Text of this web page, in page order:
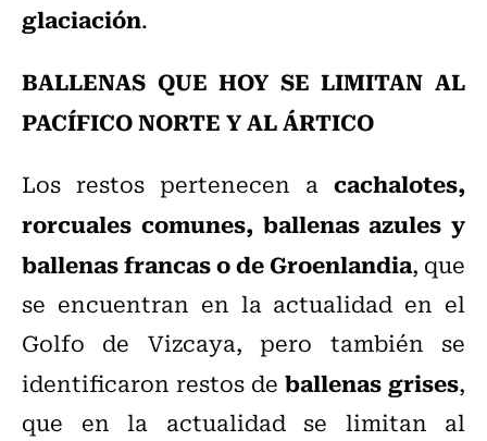
glaciación.
BALLENAS QUE HOY SE LIMITAN AL
PACÍFICO NORTE Y AL ÁRTICO
Los restos pertenecen a cachalotes,
rorcuales comunes, ballenas azules y
ballenas francas o de Groenlandia, que
se encuentran en la actualidad en el
Golfo de Vizcaya, pero también se
identificaron restos de ballenas grises,
que en la actualidad se limitan al